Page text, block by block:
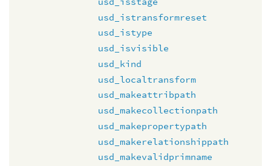
usd_istransformreset
usd_istype
usd_isvisible
usd_kind
usd_localtransform
usd_makeattribpath
usd_makecollectionpath
usd_makepropertypath
usd_makerelationshippath
usd_makevalidprimname